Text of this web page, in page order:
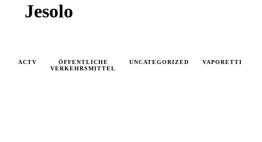
Jesolo
ACTV
ÖFFENTLICHE
VERKEHRSMITTEL
UNCATEGORIZED VAPORETTI